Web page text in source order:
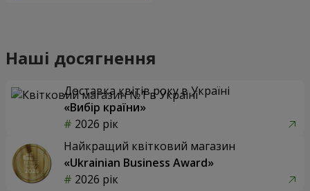
Наші досягнення
Доставка квітів року в Україні
«Вибір країни»
2026 рік
Найкращий квітковий магазин
«Ukrainian Business Award»
2026 рік